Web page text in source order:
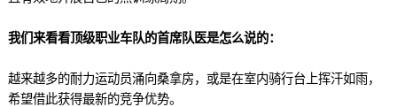
我们来看看顶级职业车队的首席队医是怎么说的：
越来越多的耐力运动员涌向桑拿房，或是在室内骑行台上挥汗如雨，
希望借此获得最新的竞争优势。